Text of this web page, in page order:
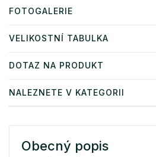
FOTOGALERIE
VELIKOSTNÍ TABULKA
DOTAZ NA PRODUKT
NALEZNETE V KATEGORII
Obecný popis